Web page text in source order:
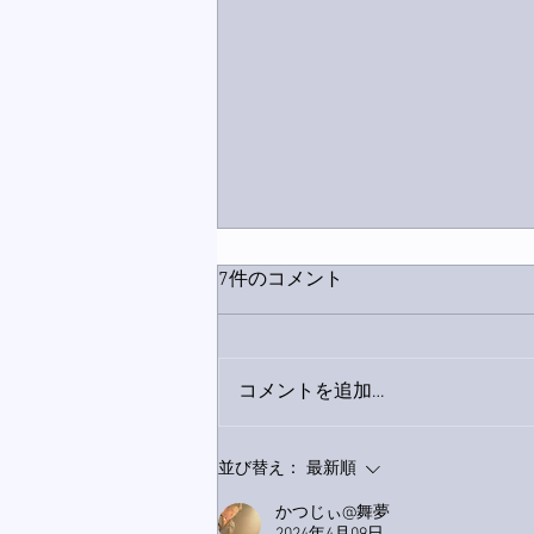
9月23日「amiism」リリー
7件のコメント
コメントを追加…
並び替え： 最新順
かつじぃ@舞夢